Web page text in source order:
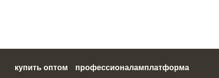
купить оптом профессионаламплатформа